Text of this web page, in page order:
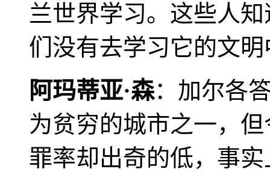
兰世界学习。这些人
们没有去学习它的文
阿玛蒂亚·森：加尔各
为贫穷的城市之一，
罪率却出奇的低，事